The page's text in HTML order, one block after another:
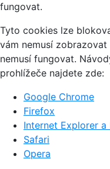
fungovat.
Tyto cookies lze
vám nemusí
nemusí fungovat.
prohlížeče najdete zde:
Google Chrome
Firefox
Internet Explorer a
Safari
Opera